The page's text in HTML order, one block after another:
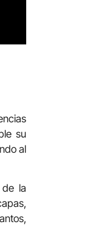
su
al
de la